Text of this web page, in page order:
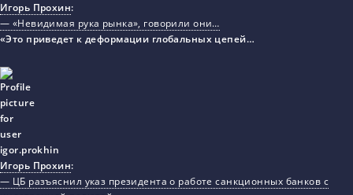
Игорь Прохин:
— «Невидимая рука рынка», говорили они…
«Это приведет к деформации глобальных цепей…
Игорь Прохин:
— ЦБ разъяснил указ президента о работе санкционных банков с